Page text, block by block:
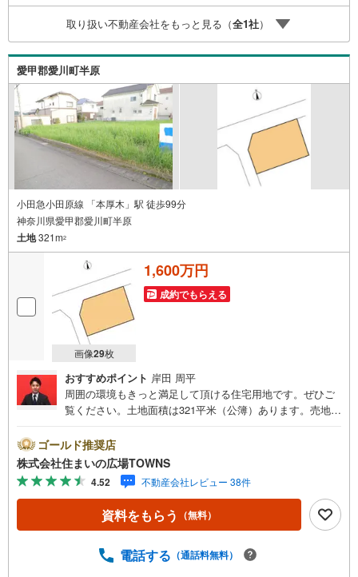
他社様掲載物件も併せてご紹介可能ですのでお気軽にお問
い合わせ下さい♪駐車場もございますので、お車でのお越
しも大歓迎です！
取り扱い不動産会社をもっと見る（全1社）
愛甲郡愛川町半原
小田急小田原線 「本厚木」駅 徒歩99分
神奈川県愛甲郡愛川町半原
土地321m2
画像29枚
1,600万円
成約でもらえる
おすすめポイント 岸田 周平
周囲の環境もきっと満足して頂ける住宅用地です。ぜひご
覧ください。土地面積は321平米（公簿）あります。売地を
度が高い角地で、理想の住まいを築きましょう。建築プラ
ンの自由度が高い、平坦な地勢です。第一種低層住居専用
地域は、開放的で明るい街並みが生まれ、良好な住環境か
らニーズの高い場所です。【年中無休/9:00～21:00】人気
物件は特にお問い合わせが集中するため、お早めにお電話
下さい。「室内・現地を見学する」ボタンよりご予約頂く
ります。○住宅ローンのご相談○ライフプランのシミュレー
ゴールド推奨店
株式会社住まいの広場TOWNS
4.52 不動産会社レビュー 38件
資料をもらう （無料）
電話する （通話料無料）